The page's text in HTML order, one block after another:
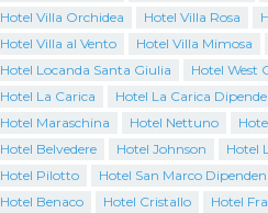
Hotel Villa Orchidea
Hotel Villa Rosa
Hotel Villa al Vento
Hotel Villa Mimosa
Hotel Locanda Santa Giulia
Hotel West
Hotel La Carica
Hotel La Carica
Hotel Maraschina
Hotel Nettuno
Hotel Belvedere
Hotel Johnson Hotel
Hotel Pilotto
Hotel San Marco
Hotel Benaco
Hotel Cristallo Hotel